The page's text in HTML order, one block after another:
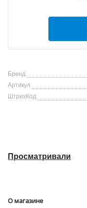
Бренд
Артикул
ШтрихКод
Просматривали
О магазине